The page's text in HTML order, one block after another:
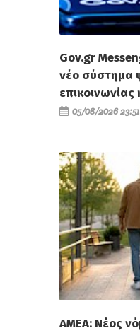
Gov.gr
νέο σύστημα
05/08/2026 23:51
ΑΜΕΑ: Νέος